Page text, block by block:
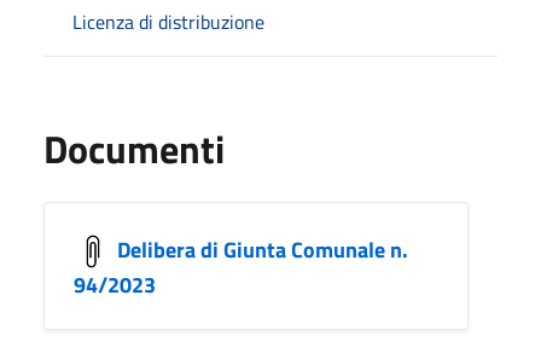
Licenza di distribuzione
Documenti
Delibera di Giunta Comunale n.
94/2023